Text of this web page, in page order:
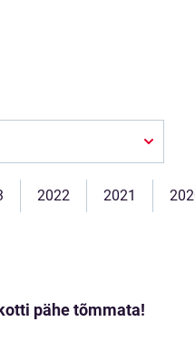
2022 2021
pähe tõmmata!